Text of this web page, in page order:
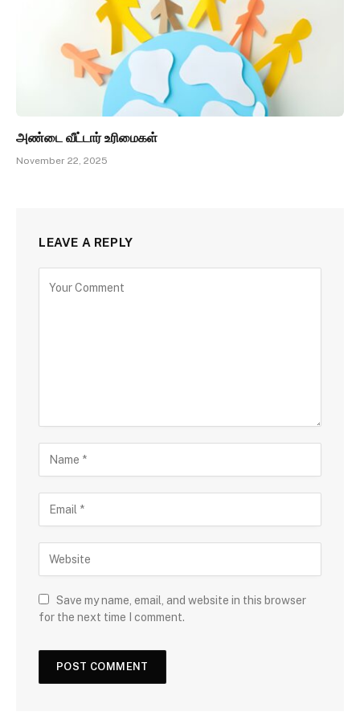
அண்டை வீட்டார் உரிமைகள்
November 22, 2025
LEAVE A REPLY
Save my name, email, and website in this browser
for the next time I comment.